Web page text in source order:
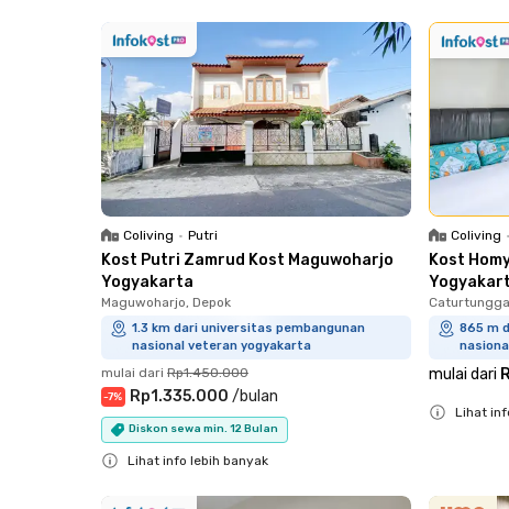
Coliving • Putri
Kost Putri Zamrud Kost Maguwoharjo
Yogyakarta
Maguwoharjo, Depok
1.3 km dari universitas pembangunan
nasional veteran yogyakarta
mulai dari Rp1.450.000
-7% Rp1.335.000 /bulan
Diskon sewa min. 12 Bulan
Lihat info lebih banyak
Coliving •
Kost
865 m
mulai dari
Lihat